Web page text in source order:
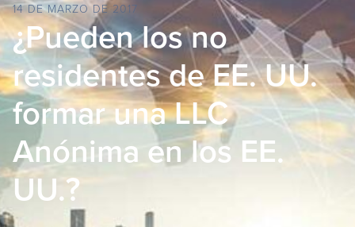
14 DE MARZO DE 2017
¿Pueden los no
residentes de EE. UU.
formar una LLC
Anónima en los EE.
UU.?